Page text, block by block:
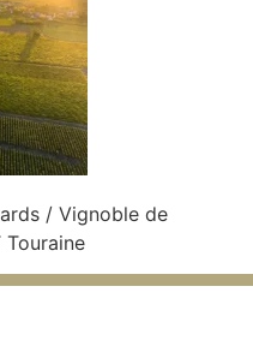
/ Vignoble de
Touraine